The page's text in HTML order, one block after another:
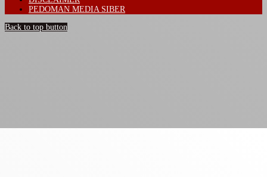
PEDOMAN MEDIA SIBER
Back to top button